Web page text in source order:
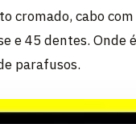
cromado, cabo
e 45 dentes. Onde
parafusos.